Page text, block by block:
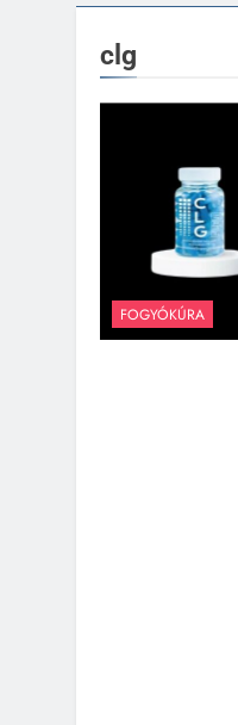
clg
FOGYÓKÚRA